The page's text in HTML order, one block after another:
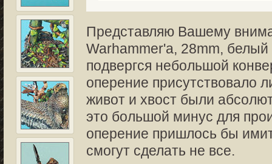
Представляю Вашему
Warhammer'а, 28mm, белый
подвергся небольшой
оперение присутствовало
живот и хвост были
это большой минус для
оперение пришлось бы
смогут сделать не все.